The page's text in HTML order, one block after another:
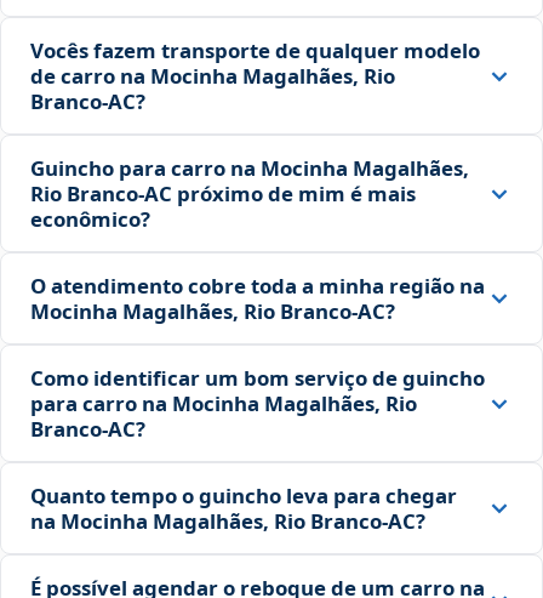
Vocês fazem transporte de qualquer modelo
de carro na Mocinha Magalhães, Rio
Branco‑AC?
Guincho para carro na Mocinha Magalhães,
Rio Branco‑AC próximo de mim é mais
econômico?
O atendimento cobre toda a minha região na
Mocinha Magalhães, Rio Branco‑AC?
Como identificar um bom serviço de guincho
para carro na Mocinha Magalhães, Rio
Branco‑AC?
Quanto tempo o guincho leva para chegar
na Mocinha Magalhães, Rio Branco‑AC?
É possível agendar o reboque de um carro na